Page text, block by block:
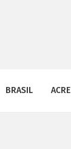
BRASIL ACRE